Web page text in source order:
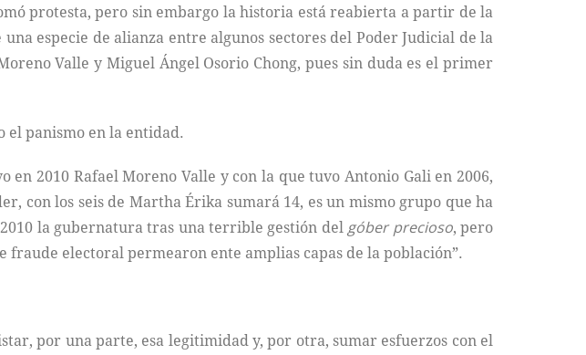
protesta, pero sin embargo la historia está reabierta a partir de la
especie de alianza entre algunos sectores del Poder Judicial de la
Valle y Miguel Ángel Osorio Chong, pues sin duda es el primer
el panismo en la entidad.
2010 Rafael Moreno Valle y con la que tuvo Antonio Gali en 2006,
con los seis de Martha Érika sumará 14, es un mismo grupo que ha
la gubernatura tras una terrible gestión del góber precioso, pero
fraude electoral permearon ente amplias capas de la población”.
por una parte, esa legitimidad y, por otra, sumar esfuerzos con el